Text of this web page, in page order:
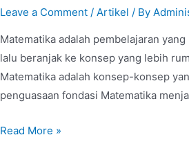
Leave a Comment / Artikel / By
Matematika adalah pembelajaran
lalu beranjak ke konsep yang lebih
Matematika adalah konsep-konsep
penguasaan fondasi Matematika
Read More »